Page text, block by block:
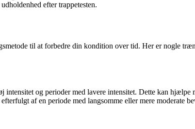
efter trappetesten.
til at forbedre din kondition over tid. Her er nogle
og perioder med lavere intensitet. Dette kan
af en periode med langsomme eller mere moderate